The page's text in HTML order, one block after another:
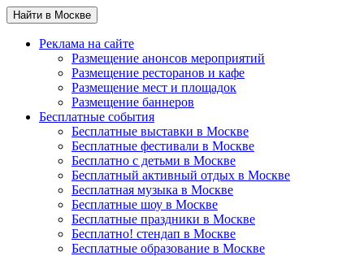
Найти в Москве
Реклама на сайте
Размещение анонсов мероприятий
Размещение ресторанов и кафе
Размещение мест и площадок
Размещение баннеров
Бесплатные события
Бесплатные выставки в Москве
Бесплатные фестивали в Москве
Бесплатно с детьми в Москве
Бесплатный активный отдых в Москве
Бесплатная музыка в Москве
Бесплатные шоу в Москве
Бесплатные праздники в Москве
Бесплатно! стендап в Москве
Бесплатные образование в Москве